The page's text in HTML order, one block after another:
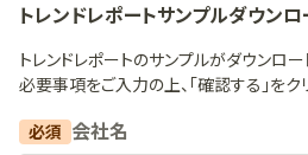
トレンドレポートサンプルダウンロ
トレンドレポートのサンプルがダウンロー
必要事項をご入力の上、「確認する」をク
必須 会社名